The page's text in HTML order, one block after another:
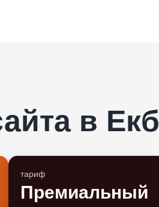
в Екб
тариф
Премиальный